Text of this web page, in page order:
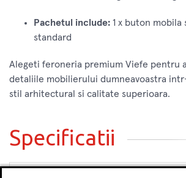
Pachetul include: 1 x buton mobila
standard
Alegeti feroneria premium Viefe pentru
detaliile mobilierului dumneavoastra
stil arhitectural si calitate superioara.
Specificatii